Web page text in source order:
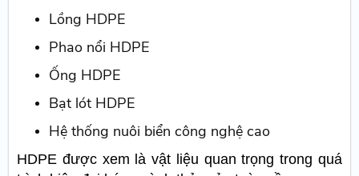
Lồng HDPE
Phao nổi HDPE
Ống HDPE
Bạt lót HDPE
Hệ thống nuôi biển công nghệ cao
HDPE được xem là vật liệu quan trọng trong quá